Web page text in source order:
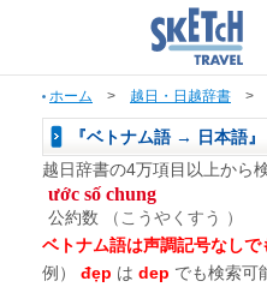
ホーム > 越日・日越辞書 >
『ベトナム語 → 日本語
越日辞書の4万項目以上から
ước số chung
公約数 （こうやくすう ）
ベトナム語は声調記号なしで
例）
đẹp は dep でも検索可